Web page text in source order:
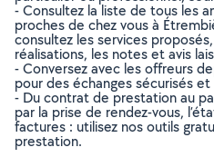
- Consultez la liste de tous les
proches de chez vous à
consultez les services
réalisations, les notes et avis
- Conversez avec les offreurs
pour des échanges sécurisés
- Du contrat de prestation au
par la prise de rendez-vous,
factures : utilisez nos outils
prestation.